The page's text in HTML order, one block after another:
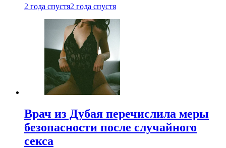
2 года спустя2 года спустя
Врач из Дубая перечислила меры
безопасности после случайного
секса